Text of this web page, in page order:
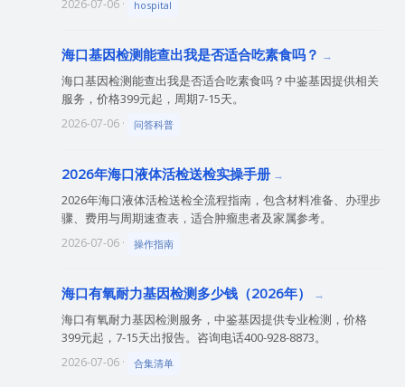
2026-07-06 · hospital
海口基因检测能查出我是否适合吃素食吗？
海口基因检测能查出我是否适合吃素食吗？中鉴基因提供相关
服务，价格399元起，周期7-15天。
2026-07-06 · 问答科普
2026年海口液体活检送检实操手册
2026年海口液体活检送检全流程指南，包含材料准备、办理步
骤、费用与周期速查表，适合肿瘤患者及家属参考。
2026-07-06 · 操作指南
海口有氧耐力基因检测多少钱（2026年）
海口有氧耐力基因检测服务，中鉴基因提供专业检测，价格
399元起，7-15天出报告。咨询电话400-928-8873。
2026-07-06 · 合集清单